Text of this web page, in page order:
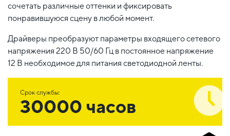
сочетать различные оттенки и фиксировать
понравившуюся сцену в любой момент.
Драйверы преобразуют параметры входящего сетевого
напряжения 220 В 50/60 Гц в постоянное напряжение
12 В необходимое для питания светодиодной ленты.
Срок службы:
30000 часов